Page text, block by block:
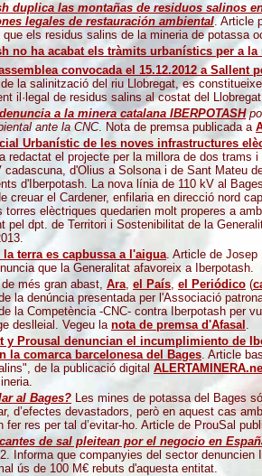
duplica las montañas de residuos salinos
legales de restauración ambiental. Article
que els residus salins de la mineria de potassa
no ha acabat els tràmits urbanístics per a
convocada el 15.12.2012 a Sallent
la salinització del riu Llobregat, es
il·legal de residus salins al costat del
a la minera catalana IBERPOTASH
ante la CNC. Nota de premsa publicada a
Urbanístic de les noves infrastructures
redactat el projecte per la millora de dos
cadascuna, d'Olius a Solsona i de Sant Mateu
d'Iberpotash. La nova línia de 110 kV al
creuar el Cardener, enfilaria en direcció nord
torres elèctriques quedarien molt properes a
pel dpt. de Territori i Sostenibilitat de la
la terra es capbussa a l'aigua. Article de
que la Generalitat afavoreix a Iberpotash.
més gran abast, Ara, el País, el Periódico (
la denúncia presentada per l'Associació
la Competència -CNC- contra Iberpotash per
deslleial. Vegeu la nota de premsa d'Afasal .
y Prousal denuncian el incumplimiento de
la comarca barcelonesa del Bages. Article
de la publicació digital
al Bages? Les mines de potassa del Bages
d’efectes devastadors, però en aquest cas
fer res per tal d’evitar-ho. Article de ProuSal
de sal pleitean por el negocio en
Informa que companyies del sector
ús de 100 M€ rebuts d'aquesta entitat.